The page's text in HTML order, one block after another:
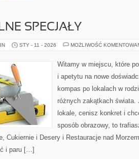
SPECJAŁY
STY - 11 - 2026 MOŻLIWOŚĆ
Witamy w miejscu, które
i apetytu na nowe
kompas po lokalach w
różnych zakątkach
lokale, cenisz konkret i
sposób obrazowy, to
Cukiernie i Desery i Restauracje nad
i paru […]